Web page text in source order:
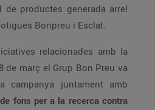
de productes generada arrel
la COVID-19 a les botigues Bonpreu i Esclat.
amb la
de març el Grup Bon Preu va
campanya juntament amb
fons per a la recerca contra